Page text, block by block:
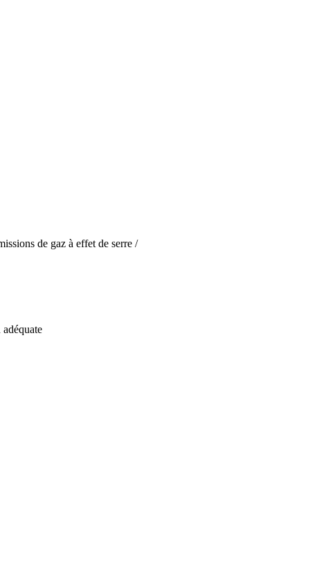
de gaz à effet de serre /